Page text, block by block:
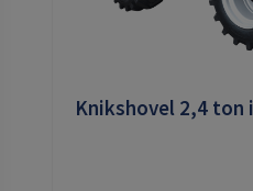
Knikshovel 2,4 ton